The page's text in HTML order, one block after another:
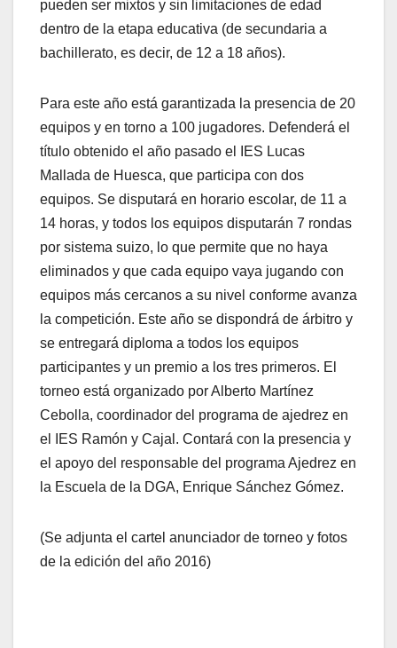
pueden ser mixtos y sin limitaciones de edad
dentro de la etapa educativa (de secundaria a
bachillerato, es decir, de 12 a 18 años).
Para este año está garantizada la presencia de 20
equipos y en torno a 100 jugadores. Defenderá el
título obtenido el año pasado el IES Lucas
Mallada de Huesca, que participa con dos
equipos. Se disputará en horario escolar, de 11 a
14 horas, y todos los equipos disputarán 7 rondas
por sistema suizo, lo que permite que no haya
eliminados y que cada equipo vaya jugando con
equipos más cercanos a su nivel conforme avanza
la competición. Este año se dispondrá de árbitro y
se entregará diploma a todos los equipos
participantes y un premio a los tres primeros. El
torneo está organizado por Alberto Martínez
Cebolla, coordinador del programa de ajedrez en
el IES Ramón y Cajal. Contará con la presencia y
el apoyo del responsable del programa Ajedrez en
la Escuela de la DGA, Enrique Sánchez Gómez.
(Se adjunta el cartel anunciador de torneo y fotos
de la edición del año 2016)